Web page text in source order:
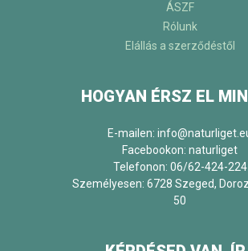
ÁSZF
Rólunk
Elállás a szerződéstől
HOGYAN ÉRSZ EL
E-mailen:
Facebookon: naturliget
Telefonon: 06/62-424-224
Személyesen: 6728 Szeged,
50